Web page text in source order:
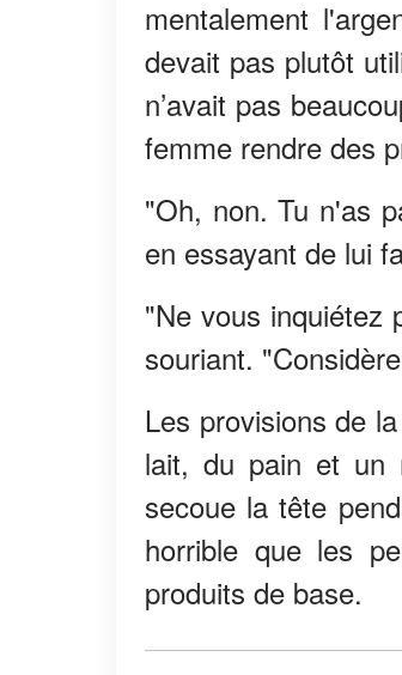
mentalement
devait pas plutôt
n’avait pas
femme rendre des
"Oh, non. Tu n'as
en essayant de lui
"Ne vous inquiétez
souriant.
Les provisions de
lait, du pain et un
secoue la tête
horrible que les
produits de base.